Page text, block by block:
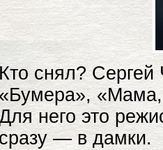
Кто снял?
него это
— в дамки.